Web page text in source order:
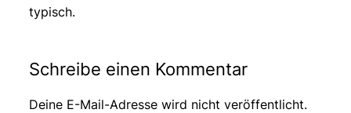
typisch.
Schreibe einen Kommentar
Deine E-Mail-Adresse wird nicht veröffentlicht.